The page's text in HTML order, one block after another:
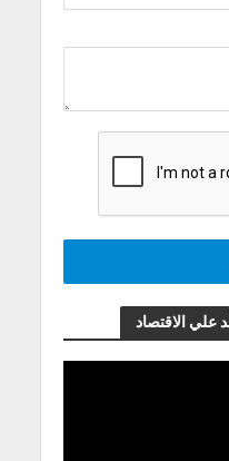
علي الاقتصاد